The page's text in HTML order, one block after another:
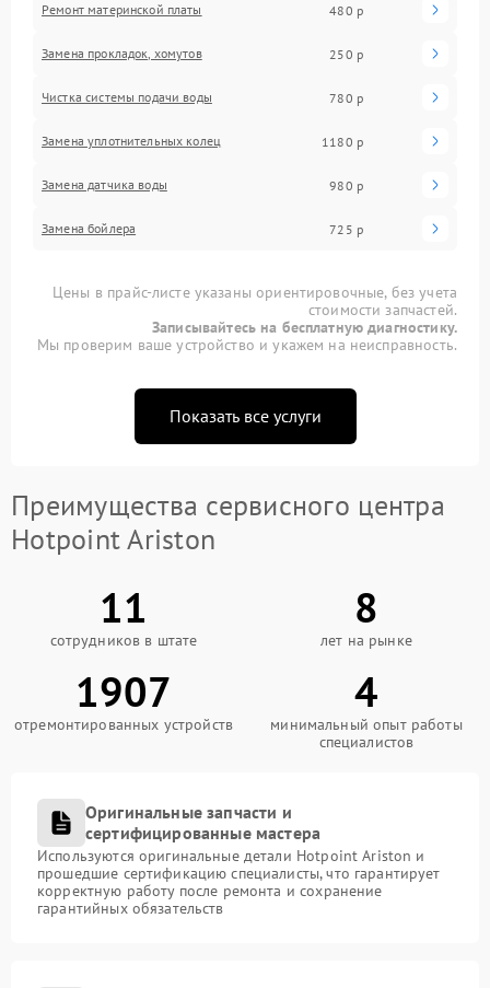
Ремонт материнской платы 480 р
Замена прокладок, хомутов 250 р
Чистка системы подачи воды 780 р
Замена уплотнительных колец 1180 р
Замена датчика воды 980 р
Замена бойлера 725 р
Цены в прайс-листе указаны ориентировочные, без учета
стоимости запчастей.
Записывайтесь на бесплатную диагностику.
Мы проверим ваше устройство и укажем на неисправность.
Показать все услуги
Преимущества сервисного центра
Hotpoint Ariston
11
сотрудников в штате
8
лет на рынке
1907
отремонтированных устройств
4
минимальный опыт работы
специалистов
Оригинальные запчасти и
сертифицированные мастера
Используются оригинальные детали Hotpoint Ariston и
прошедшие сертификацию специалисты, что гарантирует
корректную работу после ремонта и сохранение
гарантийных обязательств